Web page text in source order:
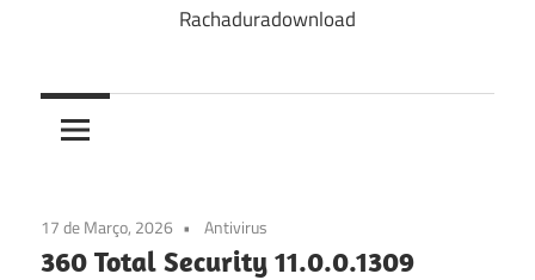
Rachaduradownload
17 de Março, 2026 Antivirus
360 Total Security 11.0.0.1309